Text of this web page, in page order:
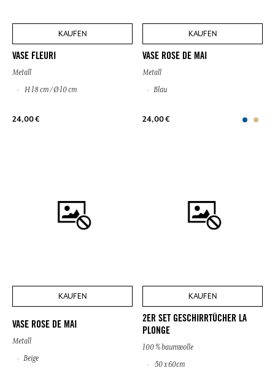
KAUFEN
VASE FLEURI
Metall
H 18 cm / Ø 10 cm
24,00 €
KAUFEN
VASE ROSE DE MAI
Metall
Blau
24,00 €
KAUFEN
VASE ROSE DE MAI
Metall
Beige
KAUFEN
2ER SET GESCHIRRTÜCHER LA
PLONGE
100 % baumwolle
50 x 60cm